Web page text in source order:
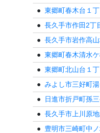
東郷町春木台１
長久手市作田2丁
長久手市岩作高
東郷町春木清水
東郷町北山台１
みよし市三好町
日進市折戸町孫
長久手市上川原
豊明市三崎町中